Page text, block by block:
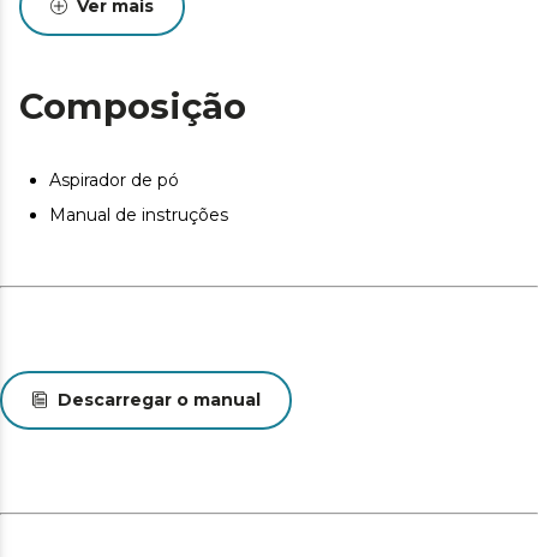
ajuste da potência que permite adaptar-
Parallel Cyclonic System com motor
partículas por força centrífuga.
acessório 2 em 1, um acessório
Sistema Flex: com o sistema
de tubo flexível chega até as
Ciclone paralelo: maximiza
Ver mais
Composição
Aspirador de pó
Manual de instruções
Descarregar o manual